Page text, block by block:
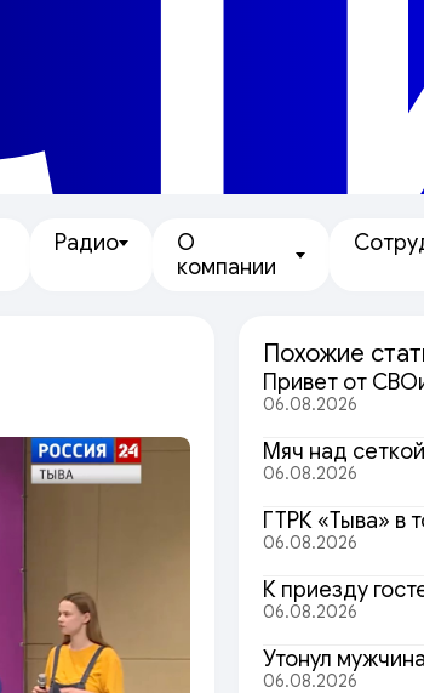
Радио
О
компании
Похожие
Привет от
06.08.2026
Мяч над сеткой
06.08.2026
ГТРК «Тыва» в
06.08.2026
К приезду
06.08.2026
Утонул мужчина
06.08.2026